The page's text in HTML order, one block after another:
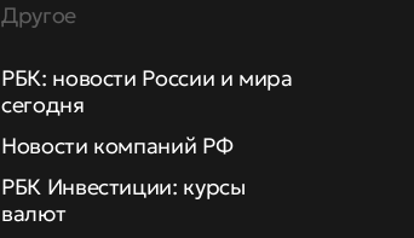
Другое
РБК: новости России и мира
сегодня
Новости компаний РФ
РБК Инвестиции: курсы
валют